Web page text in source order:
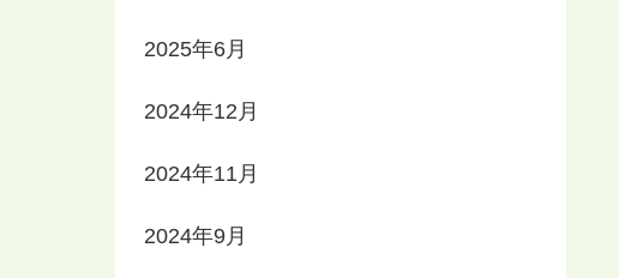
2025年6月
2024年12月
2024年11月
2024年9月